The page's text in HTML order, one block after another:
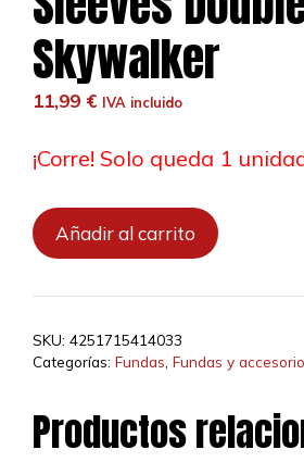
Skywalker
11,99 € IVA incluido
¡Corre! Solo queda 1
SW:
Unlimited
Sleeves
Luke
cantidad
Añadir al carrito
SKU: 4251715414033
Categorías: Fundas Fundas y
Productos